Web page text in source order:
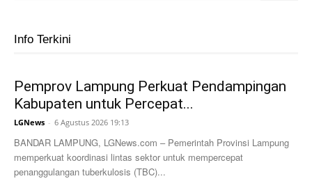
Info Terkini
Pemprov Lampung Perkuat Pendampingan
Kabupaten untuk Percepat...
LGNews - 6 Agustus 2026 19:13
BANDAR LAMPUNG, LGNews.com – Pemerintah Provinsi Lampung
memperkuat koordinasi lintas sektor untuk mempercepat
penanggulangan tuberkulosis (TBC)...